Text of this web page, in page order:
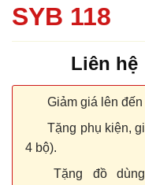
SYB 118
Liên hệ
Giảm giá lên đến
Tặng phụ kiện,
4 bộ).
Tặng đồ